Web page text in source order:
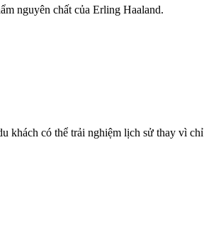
nguyên chất của Erling Haaland.
khách có thể trải nghiệm lịch sử thay vì